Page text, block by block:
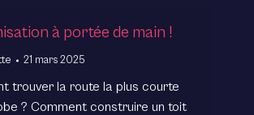
à portée de main !
21 mars 2025
trouver la route la plus courte
? Comment construire un toit